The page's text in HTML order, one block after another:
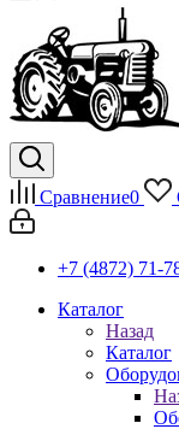
Сравнение0
+7 (4872) 71-
Каталог
Назад
Каталог